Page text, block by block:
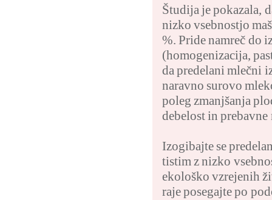
Študija je pokazala,
nizko vsebnostjo
%. Pride namreč do
(homogenizacija,
da predelani mlečni
naravno surovo
poleg zmanjšanja
debelost in prebavne
Izogibajte se
tistim z nizko
ekološko vzrejenih
raje posegajte po